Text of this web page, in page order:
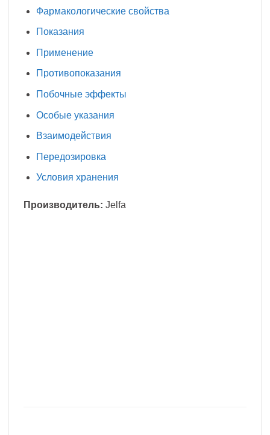
Фармакологические свойства
Показания
Применение
Противопоказания
Побочные эффекты
Особые указания
Взаимодействия
Передозировка
Условия хранения
Производитель: Jelfa